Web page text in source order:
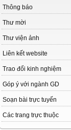
Thông báo
Thư mời
Thư viện ảnh
Liên kết website
Trao đổi kinh nghiệm
Góp ý với ngành GD
Soạn bài trực tuyến
Các trang trực thuộc